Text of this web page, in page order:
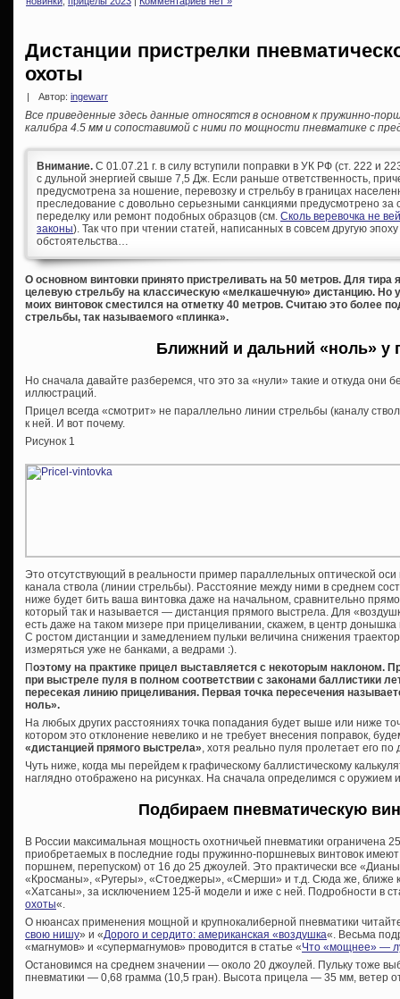
Дистанции пристрелки
охоты
| Автор: ingewarr
Все приведенные здесь данные относятся в основном к пружинно-
калибра 4.5 мм и сопоставимой с ними по мощности пневматике с
Внимание. С 01.07.21 г. в силу вступили поправки в УК РФ (ст. 222 и
с дульной энергией свыше 7,5 Дж. Если раньше ответственность,
предусмотрена за ношение, перевозку и стрельбу в границах
преследование с довольно серьезными санкциями предусмотрено за
переделку или ремонт подобных образцов (см. Сколь веревочка не
законы). Так что при чтении статей, написанных в совсем другую
обстоятельства…
О основном винтовки принято пристреливать на 50 метров. Для тира
целевую стрельбу на классическую «мелкашечную» дистанцию. Но
моих винтовок сместился на отметку 40 метров. Считаю это более
стрельбы, так называемого «плинка».
Ближний и дальний «ноль» у
Но сначала давайте разберемся, что это за «нули» такие и откуда они
иллюстраций.
Прицел всегда «смотрит» не параллельно линии стрельбы (каналу
к ней. И вот почему.
Рисунок 1
Это отсутствующий в реальности пример параллельных оптической
канала ствола (линии стрельбы). Расстояние между ними в среднем
ниже будет бить ваша винтовка даже на начальном, сравнительно
который так и называется — дистанция прямого выстрела. Для
есть даже на таком мизере при прицеливании, скажем, в центр
С ростом дистанции и замедлением пульки величина снижения
измеряться уже не банками, а ведрами :).
Поэтому на практике прицел выставляется с некоторым наклоном.
при выстреле пуля в полном соответствии с законами баллистики
пересекая линию прицеливания. Первая точка пересечения
ноль».
На любых других расстояниях точка попадания будет выше или ниже
котором это отклонение невелико и не требует внесения поправок,
«дистанцией прямого выстрела», хотя реально пуля пролетает его по
Чуть ниже, когда мы перейдем к графическому баллистическому
наглядно отображено на рисунках. На сначала определимся с оружием
Подбираем пневматическую
В России максимальная мощность охотничьей пневматики ограничена
приобретаемых в последние годы пружинно-поршневых винтовок
поршнем, перепуском) от 16 до 25 джоулей. Это практически все
«Кросманы», «Ругеры», «Стоеджеры», «Смерши» и т.д. Сюда же, ближе
«Хатсаны», за исключением 125-й модели и иже с ней. Подробности в
охоты«.
О нюансах применения мощной и крупнокалиберной пневматики
свою нишу» и «Дорого и сердито: американская «воздушка«. Весьма
«магнумов» и «супермагнумов» проводится в статье «Что «мощнее» —
Остановимся на среднем значении — около 20 джоулей. Пульку тоже
пневматики — 0,68 грамма (10,5 гран). Высота прицела — 35 мм, ветер